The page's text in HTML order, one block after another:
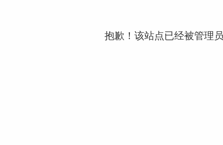
抱歉！该站点已经被管理